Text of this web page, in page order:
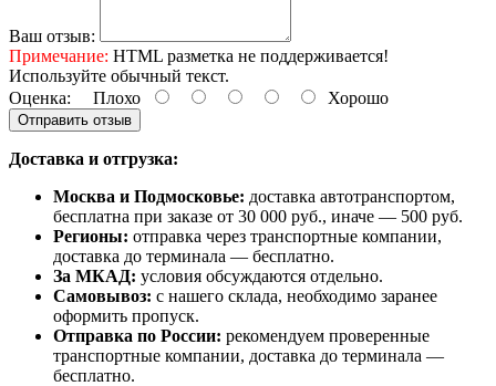
Ваш отзыв:
Примечание: HTML разметка не поддерживается!
Используйте обычный текст.
Оценка: Плохо Хорошо
Отправить отзыв
Доставка и отгрузка:
Москва и Подмосковье: доставка автотранспортом,
бесплатна при заказе от 30 000 руб., иначе — 500 руб.
Регионы: отправка через транспортные компании,
доставка до терминала — бесплатно.
За МКАД: условия обсуждаются отдельно.
Самовывоз: с нашего склада, необходимо заранее
оформить пропуск.
Отправка по России: рекомендуем проверенные
транспортные компании, доставка до терминала —
бесплатно.